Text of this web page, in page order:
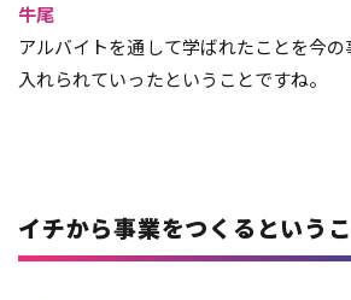
牛尾
アルバイトを通して学ばれたことを今
入れられていったということですね。
イチから事業をつくるという